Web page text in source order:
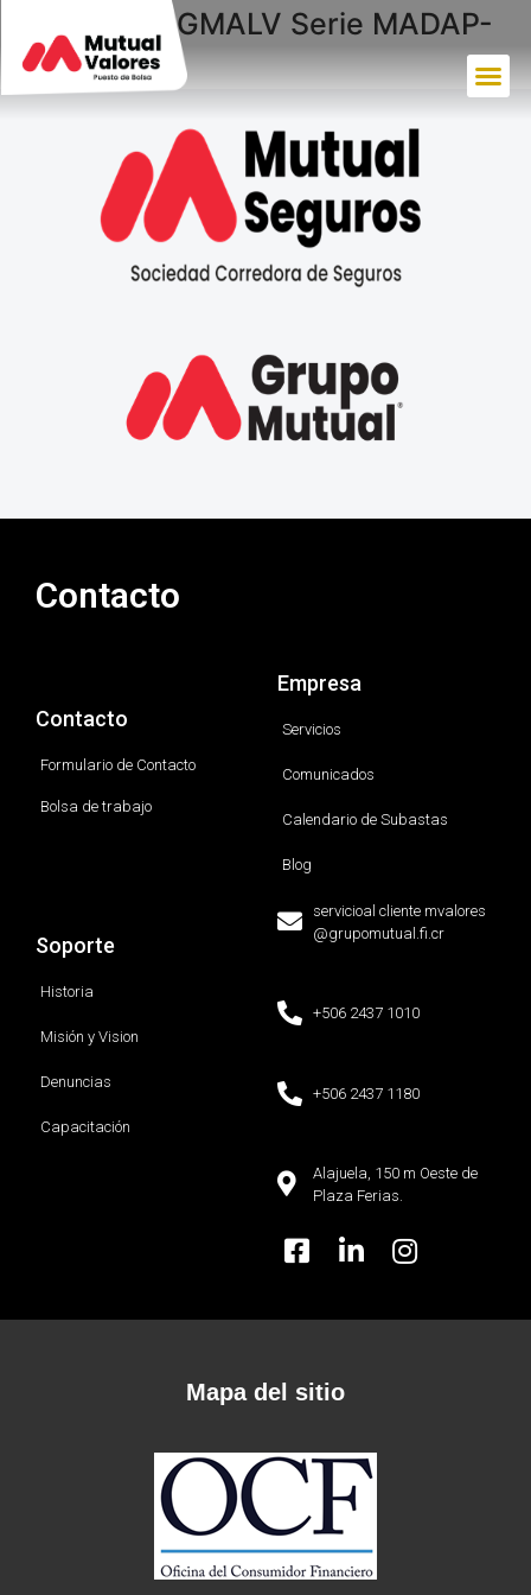
Colocación GMALV Serie MADAP-
B8
Contacto
Contacto
Formulario de Contacto
Bolsa de trabajo
Empresa
Servicios
Comunicados
Calendario de Subastas
Blog
Soporte
Historia
Misión y Vision
Denuncias
Capacitación
servicioal cliente mvalores
@grupomutual.fi.cr
+506 2437 1010
+506 2437 1180
Alajuela, 150 m Oeste de
Plaza Ferias.
Mapa del sitio